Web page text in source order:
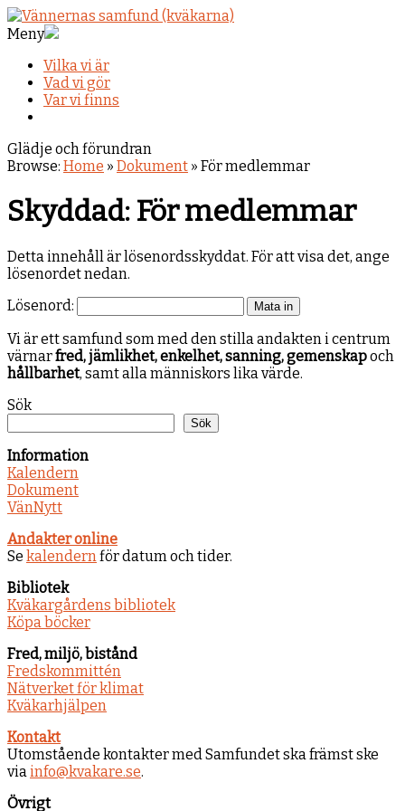
Meny
Vilka vi är
Vad vi gör
Var vi finns
Glädje och förundran
Browse: Home » Dokument » För medlemmar
Skyddad: För medlemmar
Detta innehåll är lösenordsskyddat. För att visa det, ange
lösenordet nedan.
Lösenord:
Vi är ett samfund som med den stilla andakten i centrum
värnarfred, jämlikhet, enkelhet, sanning, gemenskapoch
hållbarhet, samt alla människors lika värde.
Sök
Sök
Information
Kalendern
Dokument
VänNytt
Andakter online
Se kalendernför datum och tider.
Bibliotek
Kväkargårdens bibliotek
Köpa böcker
Fred, miljö, bistånd
Fredskommittén
Nätverket för klimat
Kväkarhjälpen
Kontakt
Utomstående kontakter med Samfundet ska främst ske
viainfo@kvakare.se.
Övrigt